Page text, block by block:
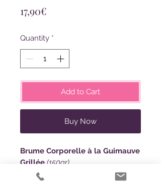
17,90€
Quantity *
Add to Cart
Buy Now
Brume Corporelle à la Guimauve
Grillée (150gr)
Vaporisez notre brume corporelle